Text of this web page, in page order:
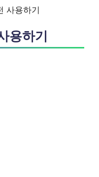
사용하기
용하기